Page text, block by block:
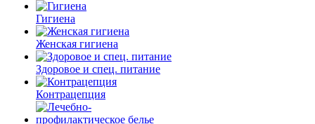
Гигиена
Женская гигиена
Здоровое и спец. питание
Контрацепция